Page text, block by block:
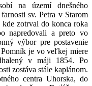
na území dnešného
sv. Petra v Starom
zotrval do konca roka
napredovali a preto vo
výbor pre postavenie
je vo veľkej miere
v máji 1854. Po
zostáva stále kaplánom.
centra Uhorska, do